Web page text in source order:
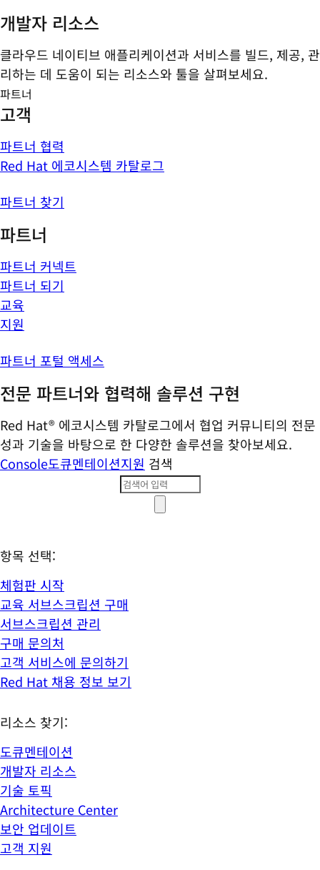
개발자 리소스
클라우드 네이티브 애플리케이션과 서비스를 빌드, 제공, 관
리하는 데 도움이 되는 리소스와 툴을 살펴보세요.
파트너
고객
파트너 협력
Red Hat 에코시스템 카탈로그
파트너 찾기
파트너
파트너 커넥트
파트너 되기
교육
지원
파트너 포털 액세스
전문 파트너와 협력해 솔루션 구현
Red Hat® 에코시스템 카탈로그에서 협업 커뮤니티의 전문
성과 기술을 바탕으로 한 다양한 솔루션을 찾아보세요.
Console도큐멘테이션지원 검색
항목 선택:
체험판 시작
교육 서브스크립션 구매
서브스크립션 관리
구매 문의처
고객 서비스에 문의하기
Red Hat 채용 정보 보기
리소스 찾기:
도큐멘테이션
개발자 리소스
기술 토픽
Architecture Center
보안 업데이트
고객 지원